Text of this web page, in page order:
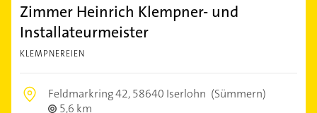
Zimmer Heinrich Klempner- und
Installateurmeister
KLEMPNEREIEN
Feldmarkring 42,58640 Iserlohn (Sümmern)
5,6 km